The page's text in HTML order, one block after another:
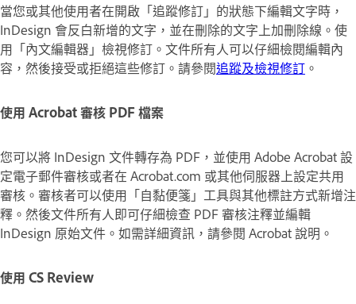
當您或其他使用者在開啟「追蹤修訂」的狀態下編輯文字時，
InDesign 會反白新增的文字，並在刪除的文字上加刪除線。使
用「內文編輯器」檢視修訂。文件所有人可以仔細檢閱編輯內
容，然後接受或拒絕這些修訂。請參閱追蹤及檢視修訂 。
使用 Acrobat 審核 PDF 檔案
您可以將 InDesign 文件轉存為 PDF，並使用 Adobe Acrobat 設
定電子郵件審核或者在 Acrobat.com 或其他伺服器上設定共用
審核。審核者可以使用「自黏便箋」工具與其他標註方式新增注
釋。然後文件所有人即可仔細檢查 PDF 審核注釋並編輯
InDesign 原始文件。如需詳細資訊，請參閱 Acrobat 說明。
使用 CS Review